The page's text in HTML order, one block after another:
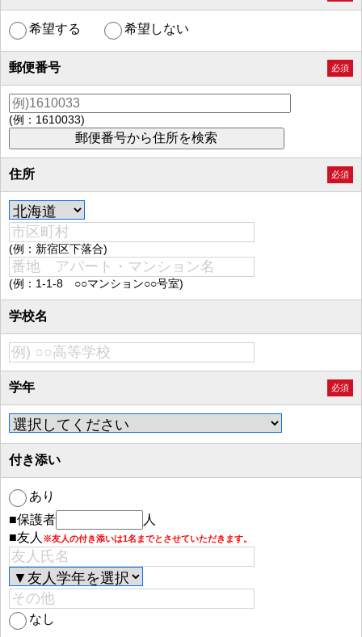
希望する 希望しない
郵便番号 必須
(例：1610033)
住所 必須
(例：新宿区下落合)
(例：1-1-8 ○○マンション○○号室)
学校名
学年 必須
付き添い
あり
■保護者
人
■友人 ※友人の付き添いは1名までとさせていただきます。
なし